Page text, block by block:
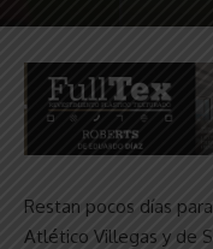
Restan pocos días
Atlético Villegas y de